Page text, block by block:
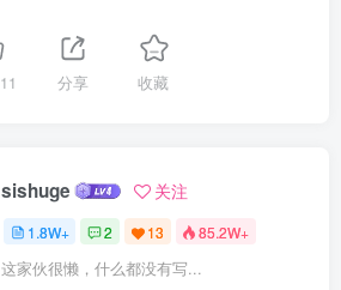
11 分享 收藏
sishuge 关注
1.8W+ 2 13 85.2W+
这家伙很懒，什么都没有写...